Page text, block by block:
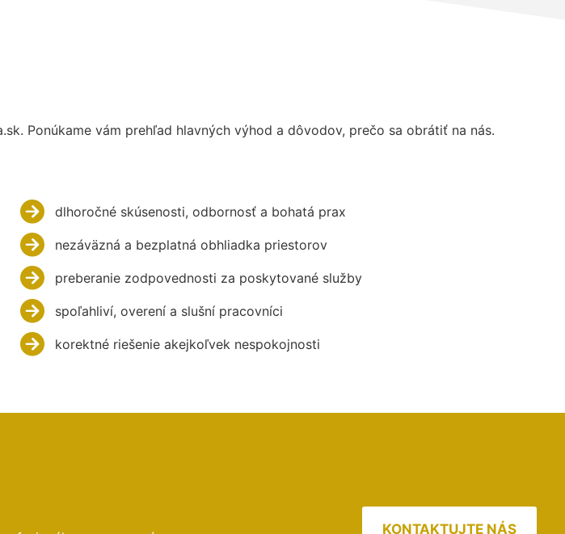
Ponúkame vám prehľad hlavných výhod a dôvodov, prečo sa obrátiť na nás.
dlhoročné skúsenosti, odbornosť a bohatá prax
nezáväzná a bezplatná obhliadka priestorov
preberanie zodpovednosti za poskytované služby
spoľahliví, overení a slušní pracovníci
korektné riešenie akejkoľvek nespokojnosti
KONTAKTUJTE NÁS